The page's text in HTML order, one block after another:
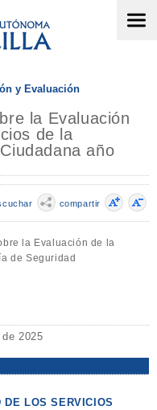
y Evaluación
la Evaluación
de la
año
compartir
la Evaluación de la
de Seguridad
2025
DE LOS SERVICIOS